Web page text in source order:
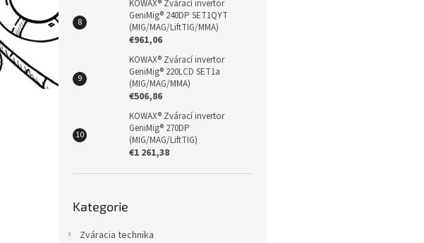
KOWAX® Zvárací invertor
GeniMig® 240DP SET1QYT
(MIG/MAG/LiftTIG/MMA)
€961,06
KOWAX® Zvárací invertor
GeniMig® 220LCD SET1a
(MIG/MAG/MMA)
€506,86
KOWAX® Zvárací invertor
GeniMig® 270DP
(MIG/MAG/LiftTIG)
€1 261,38
kategorie
Kategorie
Zváracia technika